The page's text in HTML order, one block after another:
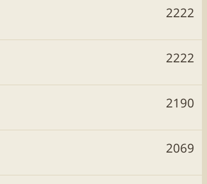
2222
2222
2190
2069